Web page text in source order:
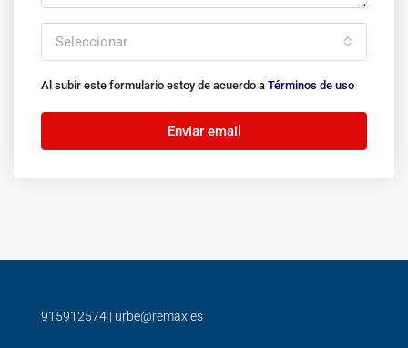
Seleccionar
Al subir este formulario estoy de acuerdo a Términos de uso
Enviar email
915912574 | urbe@remax.es